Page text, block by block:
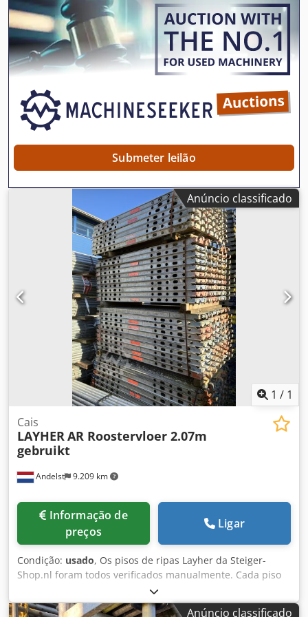
Submeter leilão
Anúncio classificado
1 / 1
Andelst 9.209 km
Cais
LAYHERAR Roostervloer 2.07m
gebruikt
preços
Ligar
Condição: usado, Os pisos de ripas Layher da Steiger-
Shop.nl foram todos verificados manualmente. Cada piso
de ripas que você compra de nós foi verificado quanto à
qualidade por nossos funcionários experientes. Isto se
Anúncio classificado